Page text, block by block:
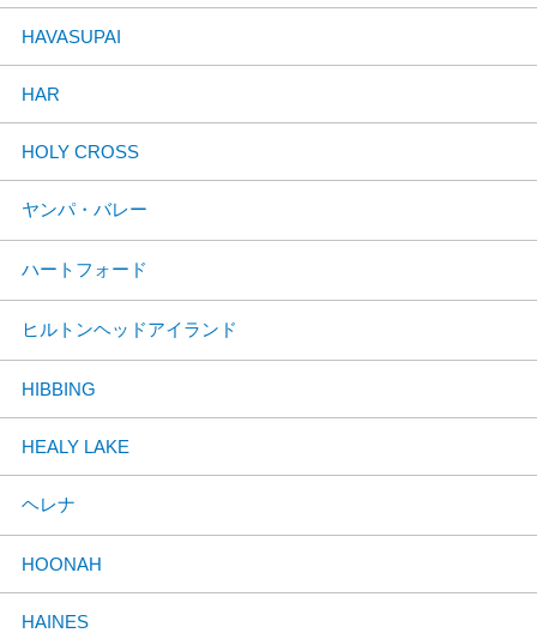
HAVASUPAI
HAR
HOLY CROSS
ヤンパ・バレー
ハートフォード
ヒルトンヘッドアイランド
HIBBING
HEALY LAKE
ヘレナ
HOONAH
HAINES